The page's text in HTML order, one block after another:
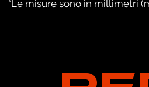
*Le misure sono in millimetri